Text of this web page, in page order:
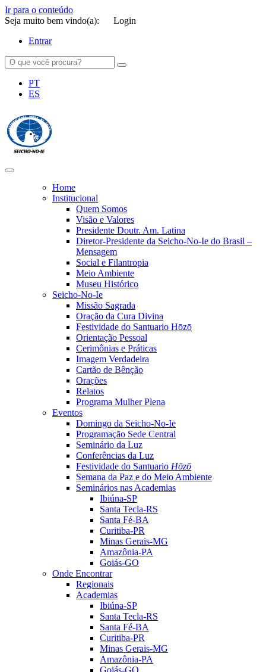
Ir para o conteúdo
Seja muito bem vindo(a):
Login
Entrar
PT
ES
Home
Institucional
Quem Somos
Visão e Valores
Presidente Doutr. Am. Latina
Diretor-Presidente da Seicho-No-Ie do Brasil –
Mensagem
Social e Filantropia
Meio Ambiente
Museu Histórico
Seicho-No-Ie
Missão Sagrada
Oração da Cura Divina
Festividade do Santuario Hōzō
Orientação Pessoal
Cerimônias e Práticas
Imagem Verdadeira
Cartão de Bênção
Orações
Relatos
Programa Mulher Plena
Eventos
Domingo da Seicho-No-Ie
Programação Sede Central
Seminário da Luz
Conferências da Luz
Festividade do Santuario Hōzō
Semana da Paz e do Meio Ambiente
Seminários nas Academias
Ibiúna-SP
Santa Tecla-RS
Santa Fé-BA
Curitiba-PR
Minas Gerais-MG
Amazônia-PA
Goiás-GO
Onde Encontrar
Regionais
Academias
Ibiúna-SP
Santa Tecla-RS
Santa Fé-BA
Curitiba-PR
Minas Gerais-MG
Amazônia-PA
Goiás-GO